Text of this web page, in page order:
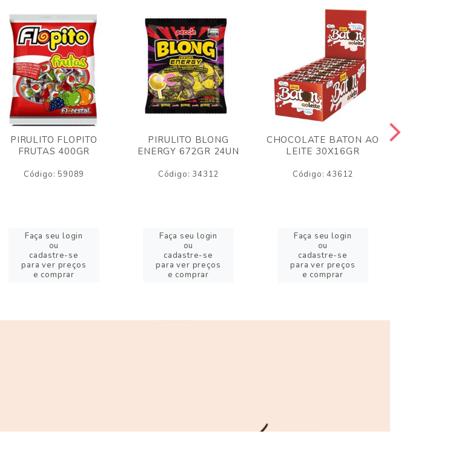
PIRULITO FLOPITO
FRUTAS 400GR
Código: 59089
Faça seu login
ou
cadastre-se
para ver preços
e comprar
PIRULITO BLONG
ENERGY 672GR 24UN
Código: 34312
Faça seu login
ou
cadastre-se
para ver preços
e comprar
CHOCOLATE BATON AO
LEITE 30X16GR
Código: 43612
Faça seu login
ou
cadastre-se
para ver preços
e comprar